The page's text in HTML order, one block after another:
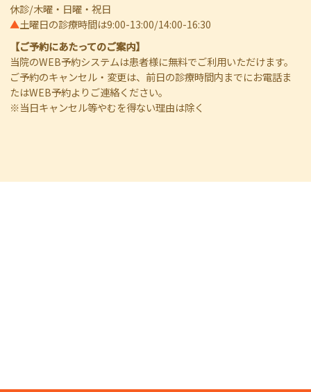
休診/木曜・日曜・祝日
▲土曜日の診療時間は9:00-13:00/14:00-16:30
【ご予約にあたってのご案内】
当院のWEB予約システムは患者様に無料でご利用いただけます。
ご予約のキャンセル・変更は、前日の診療時間内までにお電話ま
たはWEB予約よりご連絡ください。
※当日キャンセル等やむを得ない理由は除く